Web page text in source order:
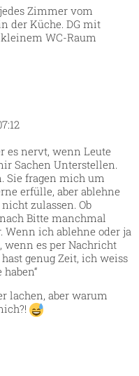
Zimmer vom
der Küche. DG mit
WC-Raum
es nervt, wenn Leute
Sachen Unterstellen.
Sie fragen mich um
erfülle, aber ablehne
zulassen. Ob
Bitte manchmal
ich ablehne oder ja
es per Nachricht
genug Zeit, ich weiss
lachen, aber warum